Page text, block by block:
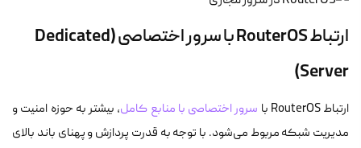
ارتباط RouterOS با سرور اختصاصی (Dedicated
Server)
ارتباط RouterOS با سرور اختصاصی با منابع کامل، بیشتر به حوزه امنیت و
مدیریت شبکه مربوط می‌شود. با توجه به قدرت پردازش و پهنای باند بالای